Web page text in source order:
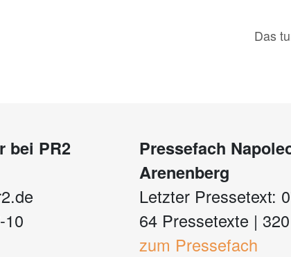
Das
bei PR2
10
Pressefach
Arenenberg
Letzter Pressetext:
64 Pressetexte |
zum Pressefach